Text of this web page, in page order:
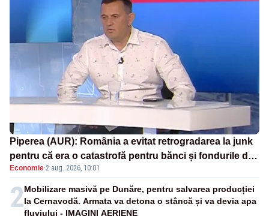
Piperea (AUR): România a evitat retrogradarea la junk
pentru că era o catastrofă pentru bănci și fondurile de
pensii
Economie·2 aug. 2026, 10:01
2Mobilizare masivă pe Dunăre, pentru salvarea producției
la Cernavodă. Armata va detona o stâncă și va devia apa
fluviului - IMAGINI AERIENE